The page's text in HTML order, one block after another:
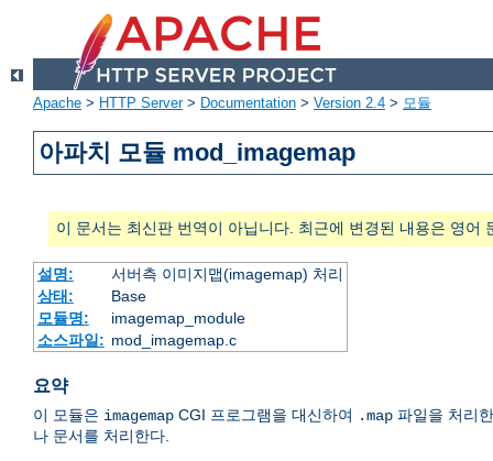
Apache > HTTP Server> Documentation > Version 2.4 > 모듈
아파치 모듈 mod_imagemap
이 문서는 최신판 번역이 아닙니다. 최근에 변경된 내용은 영어
설명:
서버측 이미지맵(imagemap) 처리
상태:
Base
모듈명:
imagemap_module
소스파일: mod_imagemap.c
요약
이 모듈은 imagemap CGI 프로그램을 대신하여 .map 파일을 처리
나 문서를 처리한다.